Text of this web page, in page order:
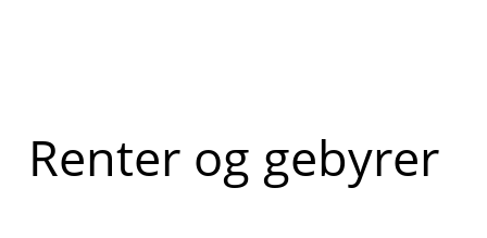
Renter og gebyrer